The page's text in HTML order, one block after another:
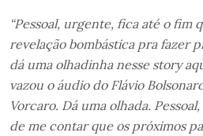
“Pessoal, urgente, fica até o fim
revelação bombástica pra fazer
dá uma olhadinha nesse story
vazou o áudio do Flávio
Vorcaro. Dá uma olhada.
de me contar que os próximos